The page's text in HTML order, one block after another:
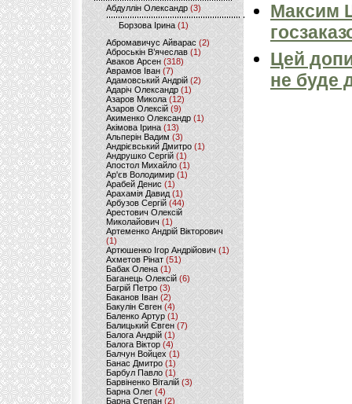
Абдуллін Олександр (3)
Борзова Ірина(1)
Абромавичус Айварас (2)
Аброськін В’ячеслав(1)
Аваков Арсен (318)
Аврамов Іван (7)
Адамовський Андрій(2)
Адаріч Олександр (1)
Азаров Микола (12)
Азаров Олексій (9)
Акименко Олександр(1)
Акімова Ірина(13)
Альперін Вадим (3)
Андрієвський Дмитро(1)
Андрушко Сергій(1)
Апостол Михайло(1)
Ар'єв Володимир (1)
Арабей Денис(1)
Арахамія Давид (1)
Арбузов Сергій (44)
Арестович Олексій
Миколайович(1)
Артеменко Андрій Вікторович
(1)
Артюшенко Ігор Андрійович(1)
Ахметов Рінат(51)
Бабак Олена(1)
Баганець Олексій(6)
Багрій Петро (3)
Баканов Іван(2)
Бакулін Євген (4)
Баленко Артур(1)
Балицький Євген(7)
Балога Андрій (1)
Балога Віктор (4)
Балчун Войцех (1)
Банас Дмитро (1)
Барбул Павло(1)
Барвіненко Віталій(3)
Барна Олег (4)
Барна Степан (2)
Максим
Цей
не буде